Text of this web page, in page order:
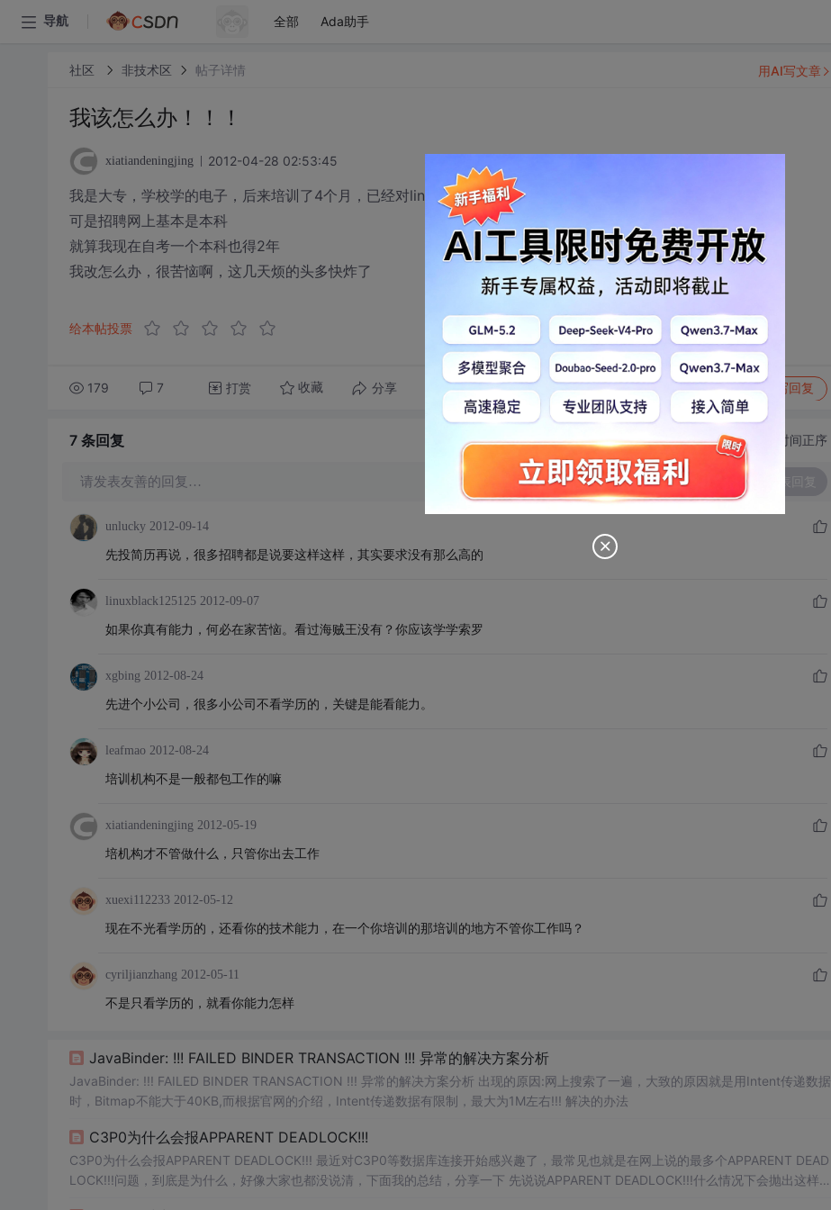
导航 全部 Ada助手
社区 非技术区 帖子详情
我该怎么办！！！
xiatiandeningjing 2012-04-28 02:53:45
我是大专，学校学的电子，后来培训了4个月，已经对linux底层比较理解
可是招聘网上基本是本科
就算我现在自考一个本科也得2年
我改怎么办，很苦恼啊，这几天烦的头多快炸了
给本帖投票
179 7 打赏 收藏 分享 转发到动态 举报 写回复
用AI写文章
7 条回复 切换为时间正序
请发表友善的回复…
unlucky 2012-09-14
先投简历再说，很多招聘都是说要这样这样，其实要求没有那么高的
linuxblack125125 2012-09-07
如果你真有能力，何必在家苦恼。看过海贼王没有？你应该学学索罗
xgbing 2012-08-24
先进个小公司，很多小公司不看学历的，关键是能看能力。
leafmao 2012-08-24
培训机构不是一般都包工作的嘛
xiatiandeningjing 2012-05-19
培机构才不管做什么，只管你出去工作
xuexi112233 2012-05-12
现在不光看学历的，还看你的技术能力，在一个你培训的那培训的地方不管你工作吗？
cyriljianzhang 2012-05-11
不是只看学历的，就看你能力怎样
JavaBinder: !!! FAILED BINDER TRANSACTION !!! 异常的解决方案分析
JavaBinder: !!! FAILED BINDER TRANSACTION !!! 异常的解决方案分析 出现的原因:网上搜索了一遍，大致的原因就是用Intent传递数据
时，Bitmap不能大于40KB,而根据官网的介绍，Intent传递数据有限制，最大为1M左右!!! 解决的办法
C3P0为什么会报APPARENT DEADLOCK!!!
C3P0为什么会报APPARENT DEADLOCK!!! 最近对C3P0等数据库连接开始感兴趣了，最常见也就是在网上说的最多个APPARENT DEAD
LOCK!!!问题，到底是为什么，好像大家也都没说清，下面我的总结，分享一下 先说说APPARENT DEADLOCK!!!​什么情况下会抛出这样的